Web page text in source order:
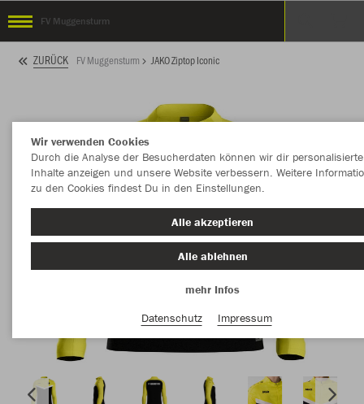
FV Muggensturm
ZURÜCK FV Muggensturm JAKO Ziptop Iconic
Wir verwenden Cookies
Durch die Analyse der Besucherdaten können wir dir personalisierte
Inhalte anzeigen und unsere Website verbessern. Weitere
zu den Cookies findest Du in den Einstellungen.
Alle akzeptieren
Alle ablehnen
mehr Infos
Datenschutz
Impressum